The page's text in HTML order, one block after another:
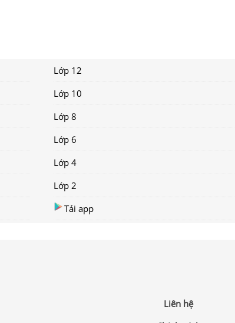
Lớp 12
Lớp 10
Lớp 8
Lớp 6
Lớp 4
Lớp 2
Tải app
Liên hệ